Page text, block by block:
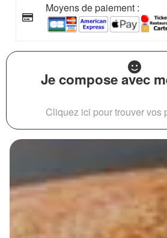
Moyens de paiement :
Je compose avec
Cliquez ici pour trouver vos